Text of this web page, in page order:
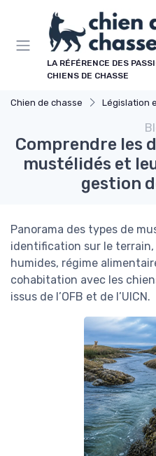
LA RÉFÉRENCE DES
CHIENS DE CHASSE
Chien de chasse Législation
Comprendre les
mustélidés et
gestion
Panorama des types de
identification sur le
humides, régime
cohabitation avec les
issus de l’OFB et de l’UICN.
Panneau de gestion des